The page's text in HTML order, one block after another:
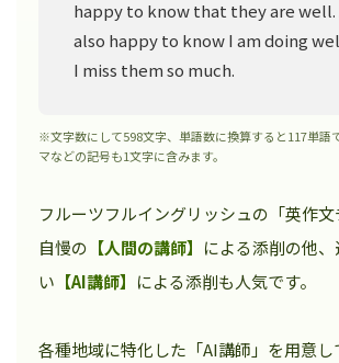
happy to know that they are well.
also happy to know I am doing
I miss them so much.
※文字数にして598文字、単語数に換算すると117単語
マなどの記号も1文字に含みます。
フルーツフルイングリッシュの「英作文
自慢の 【人間の講師】 による添削の他
い 【AI講師】 による添削も人気です。
各種地域に特化した「AI講師」を用意し